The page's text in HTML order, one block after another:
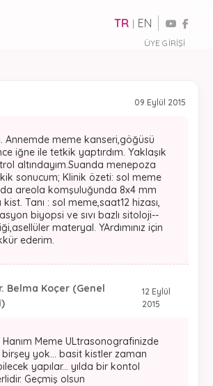
ÜYE GIRIŞI
TR | EN
09 Eylül 2015
Annemde meme kanseri,göğüsü
iğne ile tetkik yaptırdım. Yaklaşık
altındayım.Suanda menepoza
sonucum; Klinik özeti: sol meme
areola komşuluğunda 8x4 mm
Tanı : sol meme,saat12 hizası,
biyopsi ve sıvı bazlı sitoloji--
materyal. YArdımınız için
ederim.
12 Eylül
2015
Belma Koçer (Genel
Meme ULtrasonografinizde
yok... basit kistler zaman
yapılar... yılda bir kontol
Geçmiş olsun